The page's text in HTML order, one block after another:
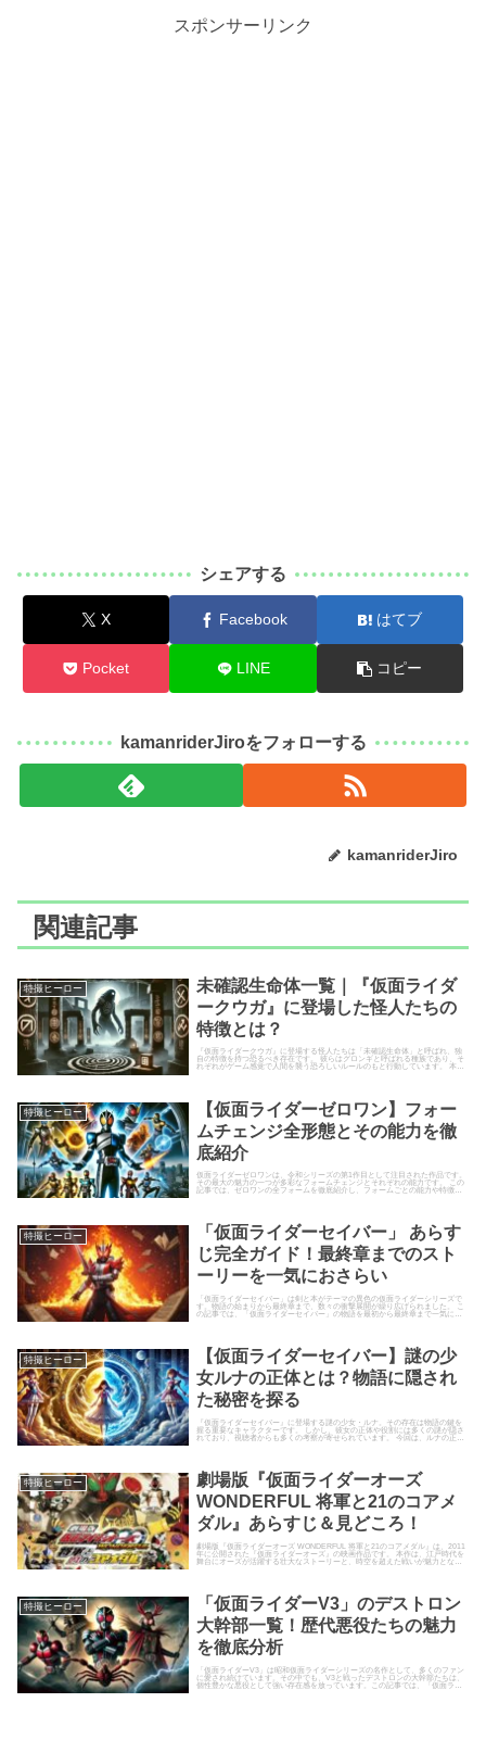
スポンサーリンク
シェアする
X Facebook はてブ
Pocket LINE コピー
kamanriderJiroをフォローする
kamanriderJiro
関連記事
特撮ヒーロー
未確認生命体一覧｜『仮面ライダ
ークウガ』に登場した怪人たちの
特徴とは？
『仮面ライダークウガ』に登場する怪人たちは「未確認生命体」と呼ばれ、独
自の特徴を持つ恐るべき存在です。 彼らはグロンギと呼ばれる種族であり、そ
れぞれがゲーム感覚で人間を襲う恐ろしいルールのもと行動しています。 本記
特撮ヒーロー
【仮面ライダーゼロワン】フォー
ムチェンジ全形態とその能力を徹
底紹介
仮面ライダーゼロワンは、令和シリーズの第1作目として注目された作品です。
その最大の魅力の一つが多彩なフォームチェンジとそれぞれの能力です。 この
記事では、ゼロワンの全フォームを徹底紹介し、フォームごとの能力や特徴を
特撮ヒーロー
「仮面ライダーセイバー」 あらす
じ完全ガイド！最終章までのスト
ーリーを一気におさらい
「仮面ライダーセイバー」は剣と本がテーマの異色の仮面ライダーシリーズで
す。物語の始まりから最終章まで、数々の衝撃展開が繰り広げられました。 こ
の記事では、「仮面ライダーセイバー」の物語を最初から最終章まで一気に振
特撮ヒーロー
【仮面ライダーセイバー】謎の少
女ルナの正体とは？物語に隠され
た秘密を探る
『仮面ライダーセイバー』に登場する謎の少女・ルナ。その存在は物語の鍵を
握る重要なキャラクターです。 しかし、彼女の正体や役割には多くの謎が隠さ
れており、視聴者からも多くの考察が寄せられています。 今回は、ルナの正体
特撮ヒーロー
劇場版『仮面ライダーオーズ
WONDERFUL 将軍と21のコアメ
ダル』あらすじ＆見どころ！
劇場版『仮面ライダーオーズ WONDERFUL 将軍と21のコアメダル』は、2011
年に公開された『仮面ライダーオーズ』の映画作品です。 本作は、江戸時代を
舞台にオーズが活躍する壮大なストーリーと、時空を超えた戦いが魅力となっ
特撮ヒーロー
「仮面ライダーV3」のデストロン
大幹部一覧！歴代悪役たちの魅力
を徹底分析
「仮面ライダーV3」は昭和仮面ライダーシリーズの名作として、多くのファン
に愛され続けています。その中でも、V3と戦ったデストロンの大幹部たちは、
個性豊かな悪役として強い存在感を放っています。この記事では、「仮面ライ
ダーV3」に登場するデスト...